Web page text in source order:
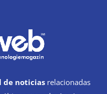
de noticias relacionadas